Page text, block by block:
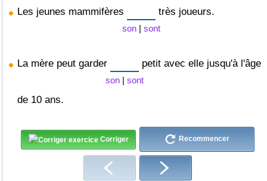
Les jeunes mammifères
son | sont
très joueurs.
La mère peut garder
son | sont
petit avec elle jusqu'à l'âge
de 10 ans.
Corriger Recommencer